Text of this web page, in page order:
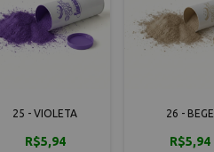
25 - VIOLETA
R$5,94
26 - BEGE
R$5,94